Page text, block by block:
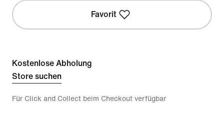
Favorit
Kostenlose Abholung
Store suchen
Für Click and Collect beim Checkout verfügbar